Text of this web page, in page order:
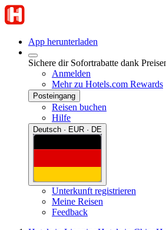
App herunterladen
Sichere dir Sofortrabatte dank
Anmelden
Mehr zu Hotels.com Rewards
Posteingang
Reisen buchen
Hilfe
Deutsch · EUR · DE
Unterkunft registrieren
Meine Reisen
Feedback